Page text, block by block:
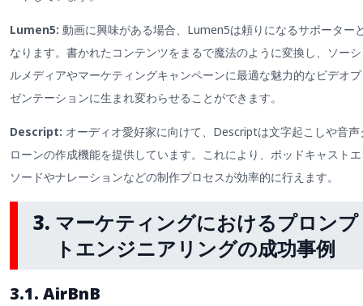
Lumen5: 動画に興味がある場合、Lumen5は頼りになるサポーター
なります。書かれたコンテンツをまるで魔法のように変換し、ソー
ルメディアやマーケティングキャンペーンに最適な魅力的なビデオ
ゼンテーションに生まれ変わらせることができます。
Descript: オーディオ愛好家に向けて、Descriptは文字起こしや音声
ローンの作成機能を提供しています。これにより、ポッドキャスト
ソードやナレーションなどの制作プロセスが効率的に行えます。
3. マーケティングにおけるプロンプ
トエンジニアリングの成功事例
3.1. AirBnB